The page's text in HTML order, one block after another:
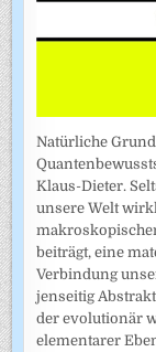
Natürliche
Klaus-Dieter.
unsere Welt
beiträgt, eine
Verbindung
jenseitig
der evolutionär
elementarer